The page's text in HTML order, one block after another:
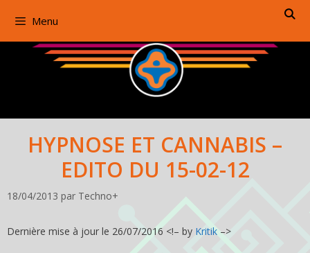
Menu
HYPNOSE ET CANNABIS –
EDITO DU 15-02-12
18/04/2013 par Techno+
Dernière mise à jour le 26/07/2016 <!– by Kritik–>